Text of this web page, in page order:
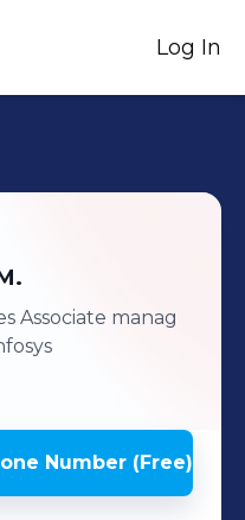
Log In
Associate manag
Number (Free)